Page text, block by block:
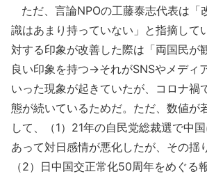
ただ、言論NPOの工藤泰志代表は「
識はあまり持っていない」と指摘して
対する印象が改善した際は「両国民が
良い印象を持つ→それがSNSやメディ
いった現象が起きていたが、コロナ禍
態が続いているためだ。ただ、数値が
して、（1）21年の自民党総裁選で中
あって対日感情が悪化したが、その揺
（2）日中国交正常化50周年をめぐる